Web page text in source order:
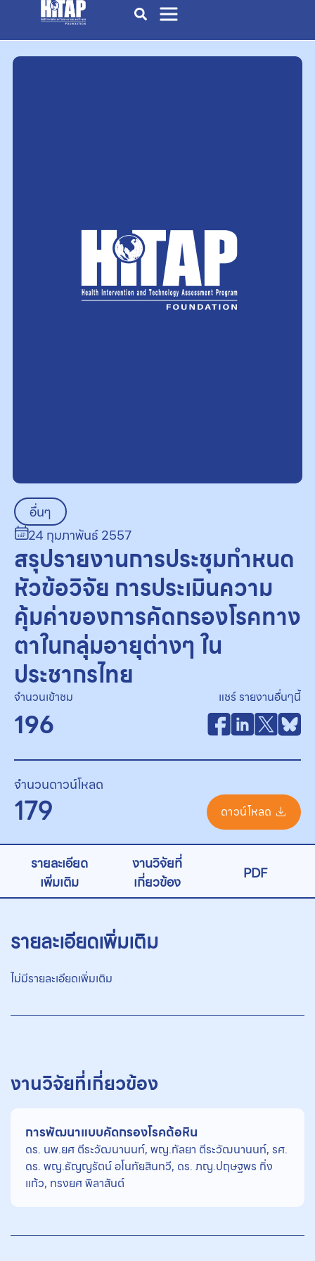
อื่นๆ
24 กุมภาพันธ์ 2557
สรุปรายงานการประชุมกำหนด
หัวข้อวิจัย การประเมินความ
คุ้มค่าของการคัดกรองโรคทาง
ตาในกลุ่มอายุต่างๆ ใน
ประชากรไทย
จำนวนเข้าชม
196
แชร์ รายงานอื่นๆนี้
จำนวนดาวน์โหลด
179 ดาวน์โหลด
รายละเอียด
เพิ่มเติม
งานวิจัยที่
เกี่ยวข้อง
PDF
รายละเอียดเพิ่มเติม
ไม่มีรายละเอียดเพิ่มเติม
งานวิจัยที่เกี่ยวข้อง
การพัฒนาแบบคัดกรองโรคต้อหิน
ดร. นพ.ยศ ตีระวัฒนานนท์, พญ.กัลยา ตีระวัฒนานนท์, รศ.
ดร. พญ.ธัญญรัตน์ อโนทัยสินทวี, ดร. ภญ.ปฤษฐพร กิ่ง
แก้ว, ทรงยศ พิลาสันต์